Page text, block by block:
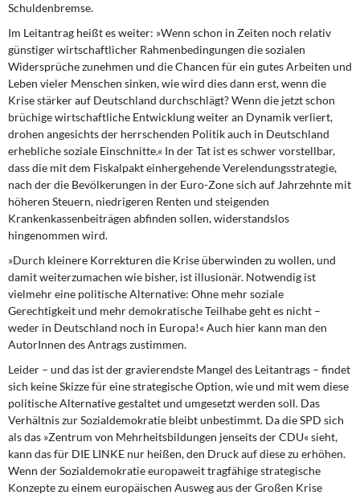
Schuldenbremse.
Im Leitantrag heißt es weiter: »Wenn schon in Zeiten noch relativ
günstiger wirtschaftlicher Rahmenbedingungen die sozialen
Widersprüche zunehmen und die Chancen für ein gutes Arbeiten und
Leben vieler Menschen sinken, wie wird dies dann erst, wenn die
Krise stärker auf Deutschland durchschlägt? Wenn die jetzt schon
brüchige wirtschaftliche Entwicklung weiter an Dynamik verliert,
drohen angesichts der herrschenden Politik auch in Deutschland
erhebliche soziale Einschnitte.« In der Tat ist es schwer vorstellbar,
dass die mit dem Fiskalpakt einhergehende Verelendungsstrategie,
nach der die Bevölkerungen in der Euro-Zone sich auf Jahrzehnte mit
höheren Steuern, niedrigeren Renten und steigenden
Krankenkassenbeiträgen abfinden sollen, widerstandslos
hingenommen wird.
»Durch kleinere Korrekturen die Krise überwinden zu wollen, und
damit weiterzumachen wie bisher, ist illusionär. Notwendig ist
vielmehr eine politische Alternative: Ohne mehr soziale
Gerechtigkeit und mehr demokratische Teilhabe geht es nicht –
weder in Deutschland noch in Europa!« Auch hier kann man den
AutorInnen des Antrags zustimmen.
Leider – und das ist der gravierendste Mangel des Leitantrags – findet
sich keine Skizze für eine strategische Option, wie und mit wem diese
politische Alternative gestaltet und umgesetzt werden soll. Das
Verhältnis zur Sozialdemokratie bleibt unbestimmt. Da die SPD sich
als das »Zentrum von Mehrheitsbildungen jenseits der CDU« sieht,
kann das für DIE LINKE nur heißen, den Druck auf diese zu erhöhen.
Wenn der Sozialdemokratie europaweit tragfähige strategische
Konzepte zu einem europäischen Ausweg aus der Großen Krise